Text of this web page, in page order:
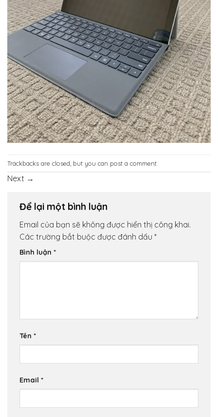
Trackbacks are closed, but you can post a comment
Next →
Để lại một bình luận
Email của bạn sẽ không được hiển thị công khai.
Các trường bắt buộc được đánh dấu *
Bình luận *
Tên *
Email *